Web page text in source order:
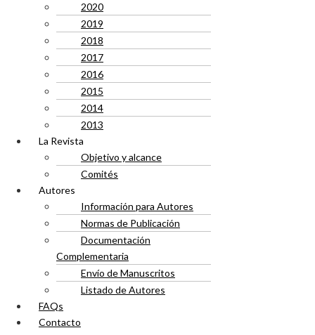
2020
2019
2018
2017
2016
2015
2014
2013
La Revista
Objetivo y alcance
Comités
Autores
Información para Autores
Normas de Publicación
Documentación
Complementaria
Envío de Manuscritos
Listado de Autores
FAQs
Contacto